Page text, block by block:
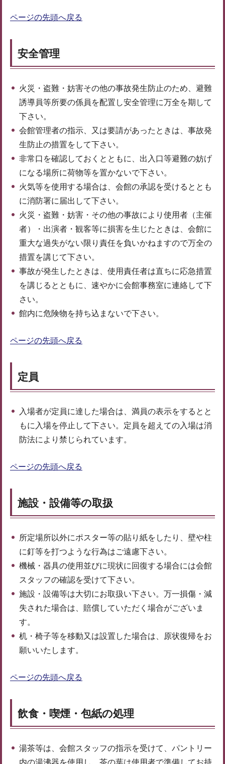
ページの先頭へ戻る
安全管理
火災・盗難・妨害その他の事故発生防止のため、避難
誘導員等所要の係員を配置し安全管理に万全を期して
下さい。
会館管理者の指示、又は要請があったときは、事故発
生防止の措置をして下さい。
非常口を確認しておくとともに、出入口等避難の妨げ
になる場所に荷物等を置かないで下さい。
火気等を使用する場合は、会館の承認を受けるととも
に消防署に届出して下さい。
火災・盗難・妨害・その他の事故により使用者（主催
者）・出演者・観客等に損害を生じたときは、会館に
重大な過失がない限り責任を負いかねますので万全の
措置を講じて下さい。
事故が発生したときは、使用責任者は直ちに応急措置
を講じるとともに、速やかに会館事務室に連絡して下
さい。
館内に危険物を持ち込まないで下さい。
ページの先頭へ戻る
定員
入場者が定員に達した場合は、満員の表示をするとと
もに入場を停止して下さい。定員を超えての入場は消
防法により禁じられています。
ページの先頭へ戻る
施設・設備等の取扱
所定場所以外にポスター等の貼り紙をしたり、壁や柱
に釘等を打つような行為はご遠慮下さい。
機械・器具の使用並びに現状に回復する場合には会館
スタッフの確認を受けて下さい。
施設・設備等は大切にお取扱い下さい。万一損傷・減
失された場合は、賠償していただく場合がございま
す。
机・椅子等を移動又は設置した場合は、原状復帰をお
願いいたします。
ページの先頭へ戻る
飲食・喫煙・包紙の処理
湯茶等は、会館スタッフの指示を受けて、パントリー
内の湯沸器を使用し、茶の葉は使用者で準備してお持